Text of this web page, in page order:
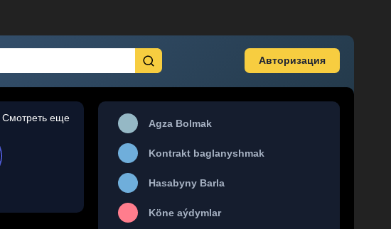
Авторизация
Смотреть еще Agza Bolmak
Kontrakt baglanyshmak
Hasabyny Barla
Köne aýdymlar